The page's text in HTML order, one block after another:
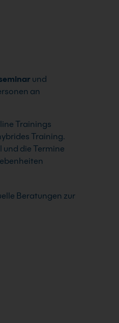
und
an
Trainings
Training.
die Termine
Beratungen zur